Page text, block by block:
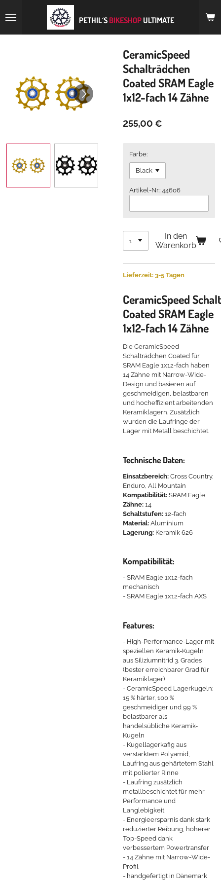
Hauptinhalt
PETHIL´S BIKESHOP ULTIMATE
CeramicSpeed
Schalträdchen
Coated SRAM Eagle
1x12-fach 14 Zähne
255,00 €
Farbe:
Artikel-Nr.: 44606
In den
Warenkorb
Lieferzeit: 3-5 Tagen
CeramicSpeed
Coated SRAM Eagle
1x12-fach 14 Zähne
Die CeramicSpeed
Schalträdchen Coated für
SRAM Eagle 1x12-fach haben
14 Zähne mit Narrow-Wide-
Design und basieren auf
geschmeidigen, belastbaren
und hocheffizient arbeitenden
Keramiklagern. Zusätzlich
wurden die Laufringe der
Lager mit Metall beschichtet.
Technische Daten:
Einsatzbereich: Cross Country,
Enduro, All Mountain
Kompatibilität: SRAM Eagle
Zähne: 14
Schaltstufen: 12-fach
Material: Aluminium
Lagerung: Keramik 626
Kompatibilität:
- SRAM Eagle 1x12-fach
mechanisch
- SRAM Eagle 1x12-fach AXS
Features:
- High-Performance-Lager mit
speziellen Keramik-Kugeln
aus Siliziumnitrid 3. Grades
(bester erreichbarer Grad für
Keramiklager)
- CeramicSpeed Lagerkugeln:
15 % härter, 100 %
geschmeidiger und 99 %
belastbarer als
handelsübliche Keramik-
Kugeln
- Kugellagerkäfig aus
verstärktem Polyamid,
Laufring aus gehärtetem Stahl
mit polierter Rinne
- Laufring zusätzlich
metallbeschichtet für mehr
Performance und
Langlebigkeit
- Energieersparnis dank stark
reduzierter Reibung, höherer
Top-Speed dank
verbessertem Powertransfer
- 14 Zähne mit Narrow-Wide-
Profil
- handgefertigt in Dänemark